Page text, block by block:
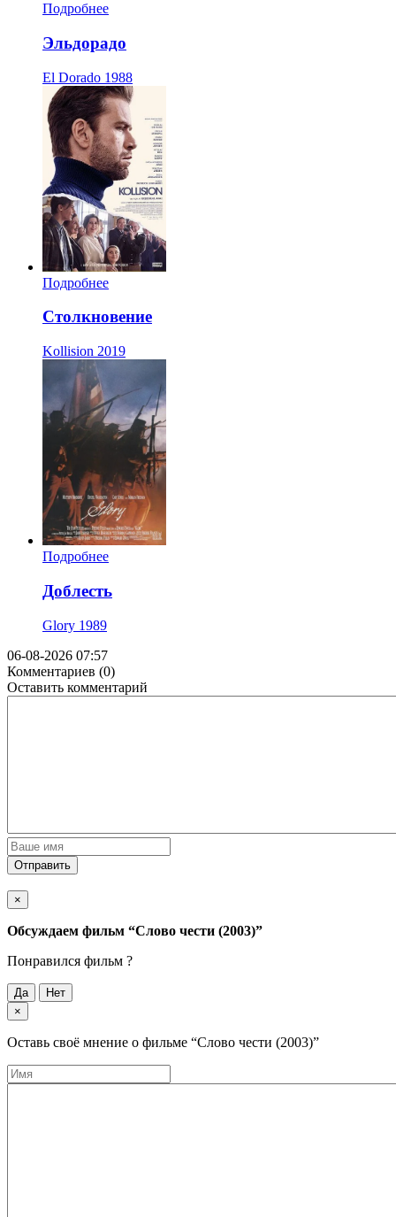
Подробнее
Эльдорадо
El Dorado 1988
Подробнее
Столкновение
Kollision 2019
Подробнее
Доблесть
Glory 1989
06-08-2026 07:57
Комментариев (0)
Оставить комментарий
Отправить
×
Обсуждаем фильм “Слово чести (2003)”
Понравился фильм ?
Да
Нет
×
Оставь своё мнение о фильме “Слово чести (2003)”